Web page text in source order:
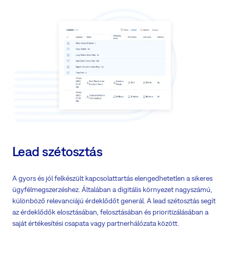
Kövesse nyomon a marketingkampányokat és az eredményeiket az
összes csatornán
Kövesse nyomon az értékesítési tevékenységeit, hogy ismerje a
Működjön együtt partnereivel még jobb eredmények elérése
Lead szétosztás
A gyors és jól felkészült kapcsolattartás elengedhetetlen a sikeres
ügyfélmegszerzéshez. Általában a digitális környezet nagyszámú,
különböző relevanciájú érdeklődőt generál. A lead szétosztás segít
az érdeklődők elosztásában, felosztásában és prioritizálásában a
saját értékesítési csapata vagy partnerhálózata között.